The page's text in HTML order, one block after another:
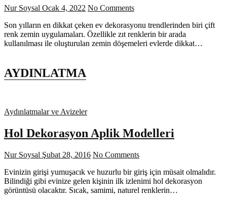
Nur Soysal Ocak 4, 2022 No Comments
Son yılların en dikkat çeken ev dekorasyonu trendlerinden biri çift
renk zemin uygulamaları. Özellikle zıt renklerin bir arada
kullanılması ile oluşturulan zemin döşemeleri evlerde dikkat…
AYDINLATMA
Aydınlatmalar ve Avizeler
Hol Dekorasyon Aplik Modelleri
Nur Soysal Şubat 28, 2016 No Comments
Evinizin girişi yumuşacık ve huzurlu bir giriş için müsait olmalıdır.
Bilindiği gibi evinize gelen kişinin ilk izlenimi hol dekorasyon
görüntüsü olacaktır. Sıcak, samimi, naturel renklerin…